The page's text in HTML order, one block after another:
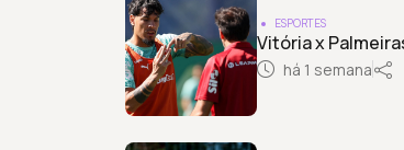
ESPORTES
Vitória x
há 1 semana